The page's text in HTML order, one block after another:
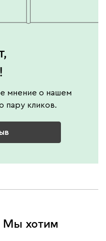
мнение о нашем
пару кликов.
Мы хотим